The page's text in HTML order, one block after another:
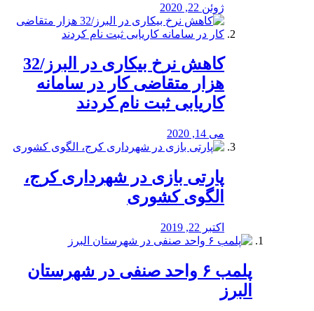
ژوئن 22, 2020
کاهش نرخ بیکاری در البرز/32
هزار متقاضی کار در سامانه
کاریابی ثبت نام کردند
می 14, 2020
پارتی بازی در شهرداری کرج،
الگوی کشوری
اکتبر 22, 2019
پلمب ۶ واحد صنفی در شهرستان
البرز